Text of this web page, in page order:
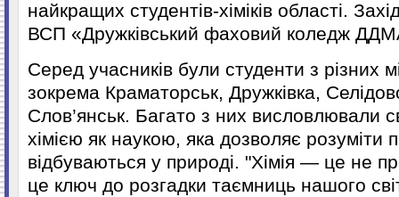
найкращих студентів-хіміків області.
ВСП «Дружківський фаховий коледж
Серед учасників були студенти з різних
зокрема Краматорськ, Дружківка,
Слов’янськ. Багато з них висловлювали
хімією як наукою, яка дозволяє розуміти
відбуваються у природі. "Хімія — це не
це ключ до розгадки таємниць нашого